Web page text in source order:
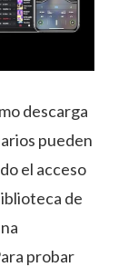
descarga
pueden
el acceso
de
probar